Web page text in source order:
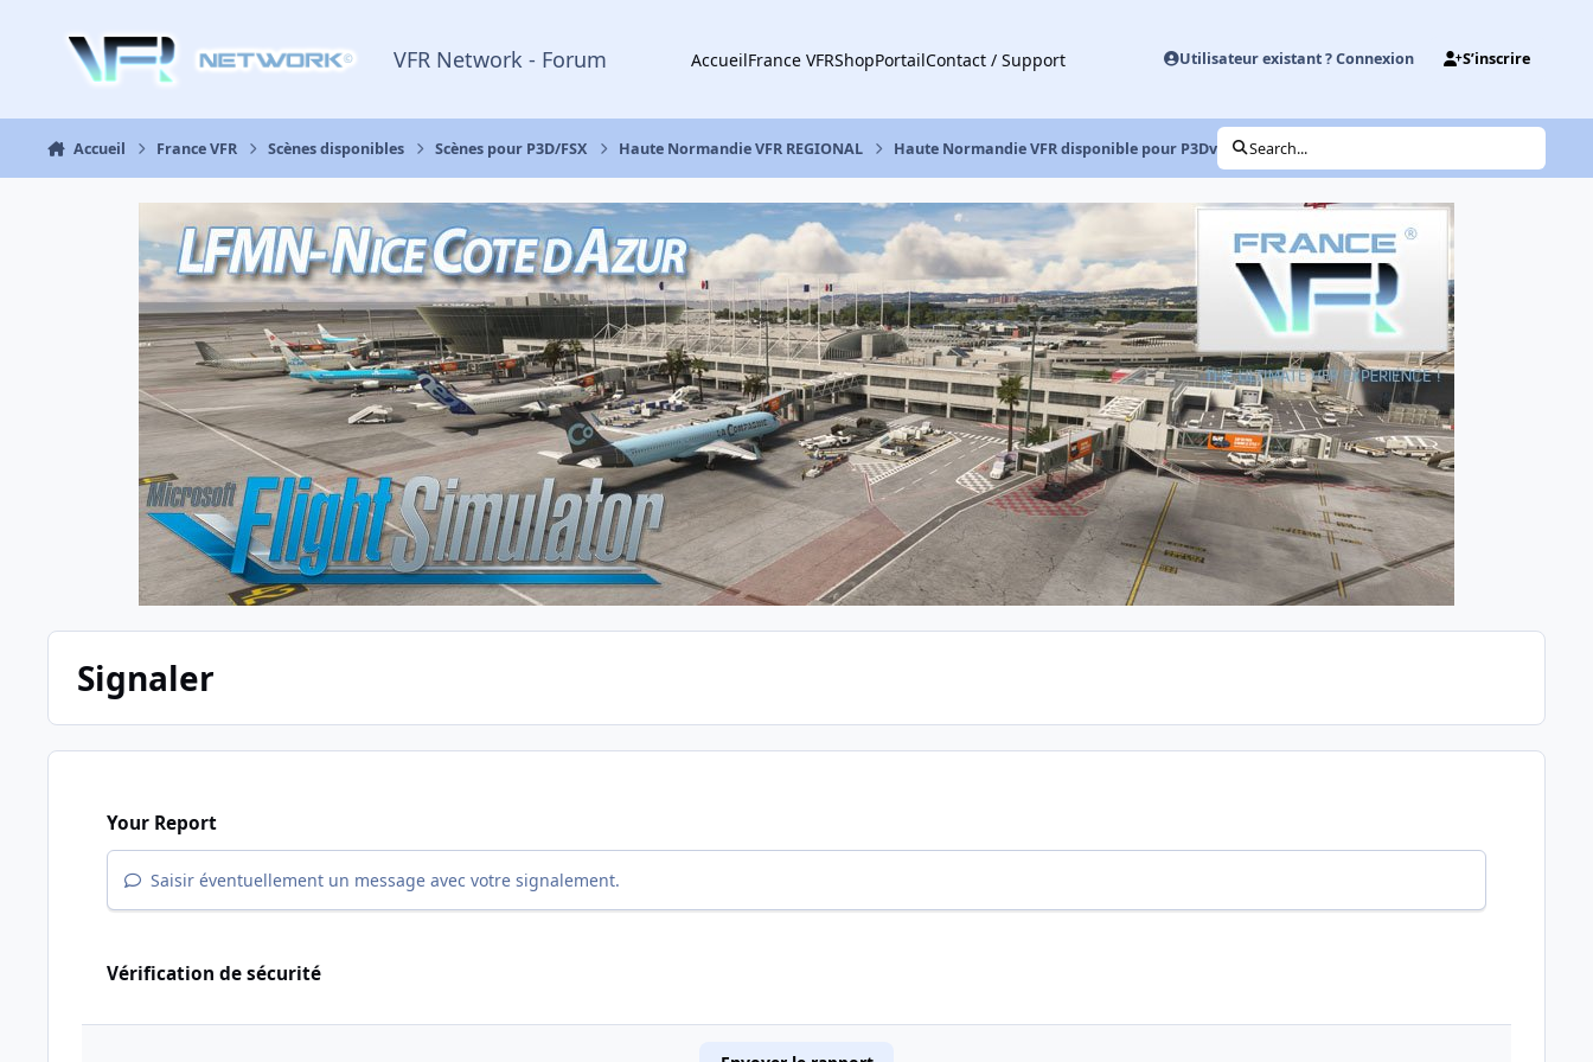
VFR Network - Forum AccueilFrance VFRShopPortailContact / Support Utilisateur existant ? Connexion S’inscrire
Accueil France VFR Scènes disponibles Scènes pour P3D/FSX Haute Normandie VFR REGIONAL Haute Normandie VFR disponible pour P3Dv4 ! Search...
Signaler
Your Report
Saisir éventuellement un message avec votre signalement.
Vérification de sécurité